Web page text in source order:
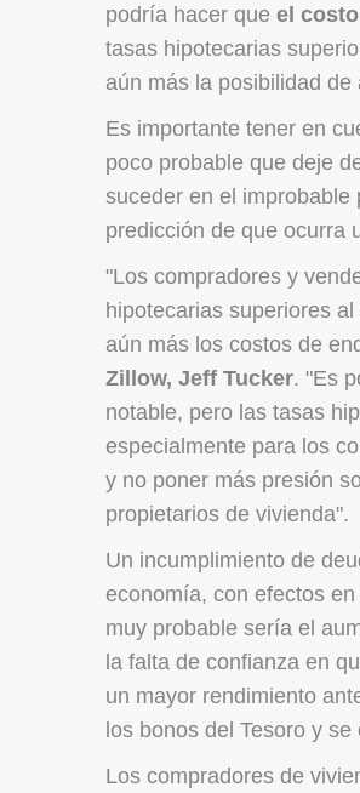
podría hacer que el
tasas hipotecarias
aún más la posibilidad
Es importante tener en
poco probable que deje
suceder en el
predicción de que ocurra
"Los compradores y
hipotecarias superiores
aún más los costos de
Zillow, Jeff Tucker. "Es
notable, pero las tasas
especialmente para los
y no poner más presión
propietarios de vivienda".
Un incumplimiento de
economía, con efectos
muy probable sería el
la falta de confianza en
un mayor rendimiento
los bonos del Tesoro y
Los compradores de